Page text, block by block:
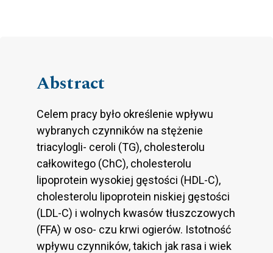
Abstract
Celem pracy było określenie wpływu
wybranych czynników na stężenie
triacylogli- ceroli (TG), cholesterolu
całkowitego (ChC), cholesterolu
lipoprotein wysokiej gęstości (HDL-C),
cholesterolu lipoprotein niskiej gęstości
(LDL-C) i wolnych kwasów tłuszczowych
(FFA) w oso- czu krwi ogierów. Istotność
wpływu czynników, takich jak rasa i wiek